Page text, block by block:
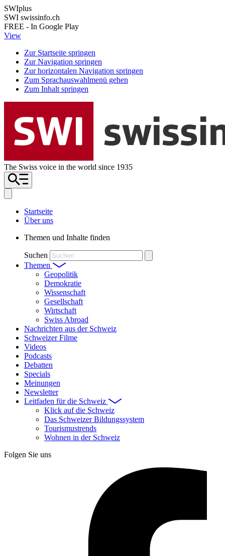
SWIplus
SWI swissinfo.ch
FREE - In Google Play
View
Zur Startseite springen
Zur Navigation springen
Zur horizontalen Navigation springen
Zum Sprachauswahlmenü gehen
Zum Inhalt springen
The Swiss voice in the world since 1935
Startseite
Über uns
Themen und Inhalte finden
Suchen
Themen
Geopolitik
Demokratie
Wissenschaft
Gesellschaft
Wirtschaft
Swiss Abroad
Nachrichten aus der Schweiz
Schweizer Filme
Videos
Podcasts
Debatten
Specials
Meinungen
Newsletter
Leitfaden für die Schweiz
Klick auf die Schweiz
Das Schweizer Bildungssystem
Tourismustrends
Wohnen in der Schweiz
Folgen Sie uns